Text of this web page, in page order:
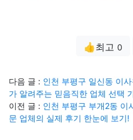
👍최고 0
다음 글 : 인천 부평구 일신동 이
가 알려주는 믿음직한 업체 선택
이전 글 : 인천 부평구 부개2동 이
문 업체의 실제 후기 한눈에 보기!